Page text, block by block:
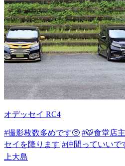
オデッセイ RC4
#撮影枚数多めです🥺 #🐯食堂店
セイを降ります #仲間っていいで
上大島